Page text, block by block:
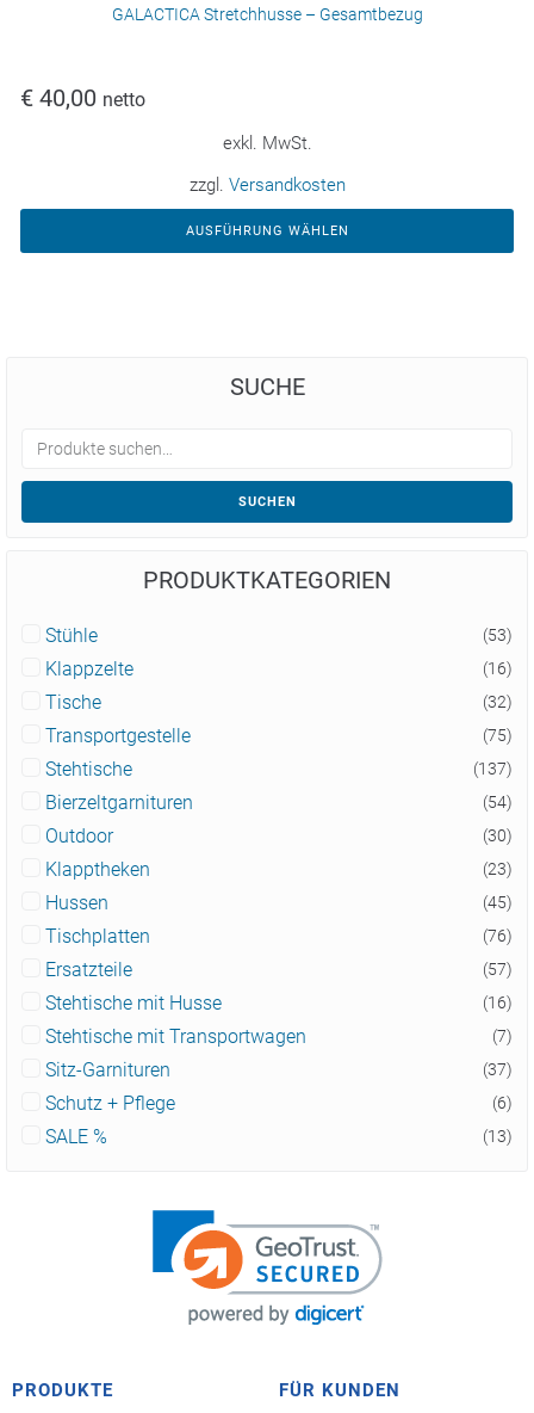
GALACTICA Stretchhusse – Gesamtbezug
€ 40,00 netto
exkl. MwSt.
zzgl. Versandkosten
AUSFÜHRUNG WÄHLEN
SUCHE
SUCHEN
PRODUKTKATEGORIEN
Stühle (53)
Klappzelte (16)
Tische (32)
Transportgestelle (75)
Stehtische (137)
Bierzeltgarnituren (54)
Outdoor (30)
Klapptheken (23)
Hussen (45)
Tischplatten (76)
Ersatzteile (57)
Stehtische mit Husse (16)
Stehtische mit Transportwagen (7)
Sitz-Garnituren (37)
Schutz + Pflege (6)
SALE % (13)
PRODUKTE FÜR KUNDEN